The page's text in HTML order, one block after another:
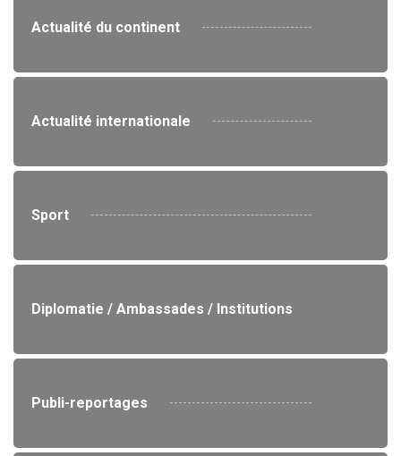
Actualité du continent
Actualité internationale
Sport
Diplomatie / Ambassades / Institutions
Publi-reportages